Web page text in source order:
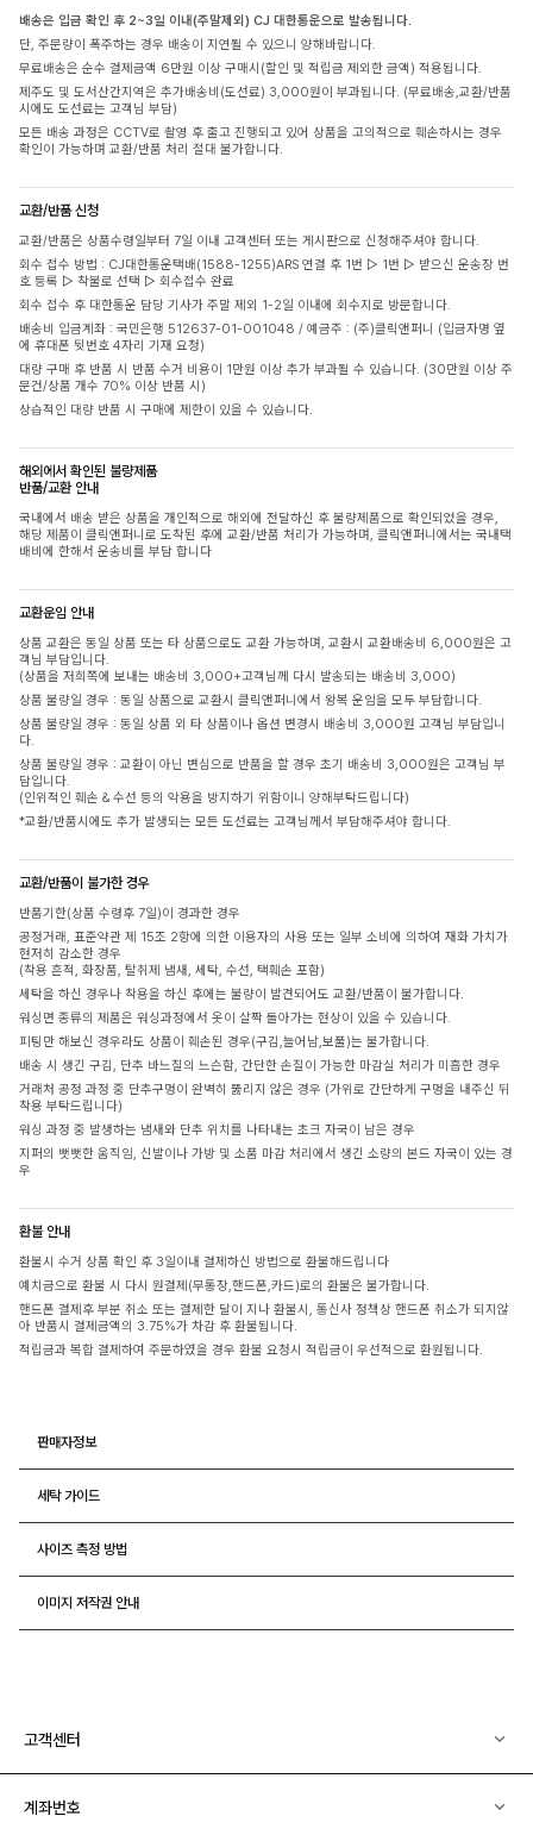
배송은 입금 확인 후 2~3일 이내(주말제외) CJ 대한통운으로 발송됩니다.
단, 주문량이 폭주하는 경우 배송이 지연될 수 있으니 양해바랍니다.
무료배송은 순수 결제금액 6만원 이상 구매시(할인 및 적립금 제외한 금액) 적용됩니다.
제주도 및 도서산간지역은 추가배송비(도선료) 3,000원이 부과됩니다. (무료배송,교환/반품
시에도 도선료는 고객님 부담)
모든 배송 과정은 CCTV로 촬영 후 출고 진행되고 있어 상품을 고의적으로 훼손하시는 경우
확인이 가능하며 교환/반품 처리 절대 불가합니다.
교환/반품 신청
교환/반품은 상품수령일부터 7일 이내 고객센터 또는 게시판으로 신청해주셔야 합니다.
회수 접수 방법 : CJ대한통운택배(1588-1255)ARS 연결 후 1번 ▷ 1번 ▷ 받으신 운송장 번
호 등록 ▷ 착불로 선택 ▷ 회수접수 완료
회수 접수 후 대한통운 담당 기사가 주말 제외 1-2일 이내에 회수지로 방문합니다.
배송비 입금계좌 : 국민은행 512637-01-001048 / 예금주 : (주)클릭앤퍼니 (입금자명 옆
에 휴대폰 뒷번호 4자리 기재 요청)
대량 구매 후 반품 시 반품 수거 비용이 1만원 이상 추가 부과될 수 있습니다. (30만원 이상 주
문건/상품 개수 70% 이상 반품 시)
상습적인 대량 반품 시 구매에 제한이 있을 수 있습니다.
해외에서 확인된 불량제품
반품/교환 안내
국내에서 배송 받은 상품을 개인적으로 해외에 전달하신 후 불량제품으로 확인되었을 경우,
해당 제품이 클릭앤퍼니로 도착된 후에 교환/반품 처리가 가능하며, 클릭앤퍼니에서는 국내택
배비에 한해서 운송비를 부담 합니다
교환운임 안내
상품 교환은 동일 상품 또는 타 상품으로도 교환 가능하며, 교환시 교환배송비 6,000원은 고
객님 부담입니다.
(상품을 저희쪽에 보내는 배송비 3,000+고객님께 다시 발송되는 배송비 3,000)
상품 불량일 경우 : 동일 상품으로 교환시 클릭앤퍼니에서 왕복 운임을 모두 부담합니다.
상품 불량일 경우 : 동일 상품 외 타 상품이나 옵션 변경시 배송비 3,000원 고객님 부담입니
다.
상품 불량일 경우 : 교환이 아닌 변심으로 반품을 할 경우 초기 배송비 3,000원은 고객님 부
담입니다.
(인위적인 훼손 & 수선 등의 악용을 방지하기 위함이니 양해부탁드립니다)
*교환/반품시에도 추가 발생되는 모든 도선료는 고객님께서 부담해주셔야 합니다.
교환/반품이 불가한 경우
반품기한(상품 수령후 7일)이 경과한 경우
공정거래, 표준약관 제 15조 2항에 의한 이용자의 사용 또는 일부 소비에 의하여 재화 가치가
현저히 감소한 경우
(착용 흔적, 화장품, 탈취제 냄새, 세탁, 수선, 택훼손 포함)
세탁을 하신 경우나 착용을 하신 후에는 불량이 발견되어도 교환/반품이 불가합니다.
워싱면 종류의 제품은 워싱과정에서 옷이 살짝 돌아가는 현상이 있을 수 있습니다.
피팅만 해보신 경우라도 상품이 훼손된 경우(구김,늘어남,보풀)는 불가합니다.
배송 시 생긴 구김, 단추 바느질의 느슨함, 간단한 손질이 가능한 마감실 처리가 미흡한 경우
거래처 공정 과정 중 단추구멍이 완벽히 뚫리지 않은 경우 (가위로 간단하게 구멍을 내주신 뒤
착용 부탁드립니다)
워싱 과정 중 발생하는 냄새와 단추 위치를 나타내는 초크 자국이 남은 경우
지퍼의 뻣뻣한 움직임, 신발이나 가방 및 소품 마감 처리에서 생긴 소량의 본드 자국이 있는 경
우
환불 안내
환불시 수거 상품 확인 후 3일이내 결제하신 방법으로 환불해드립니다
예치금으로 환불 시 다시 원결제(무통장,핸드폰,카드)로의 환불은 불가합니다.
핸드폰 결제후 부분 취소 또는 결제한 달이 지나 환불시, 통신사 정책상 핸드폰 취소가 되지않
아 반품시 결제금액의 3.75%가 차감 후 환불됩니다.
적립금과 복합 결제하여 주문하였을 경우 환불 요청시 적립금이 우선적으로 환원됩니다.
판매자정보
세탁 가이드
사이즈 측정 방법
이미지 저작권 안내
고객센터
계좌번호